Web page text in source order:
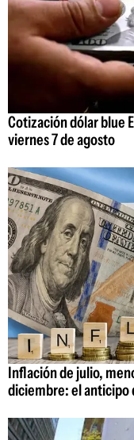
Cotización dólar blue
viernes 7 de agosto
Inflación de julio,
diciembre: el anticipo